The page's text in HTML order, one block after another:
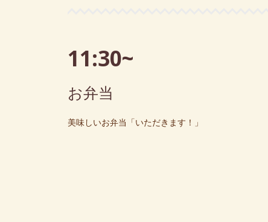
11:30~
お弁当
美味しいお弁当「いただきます！」